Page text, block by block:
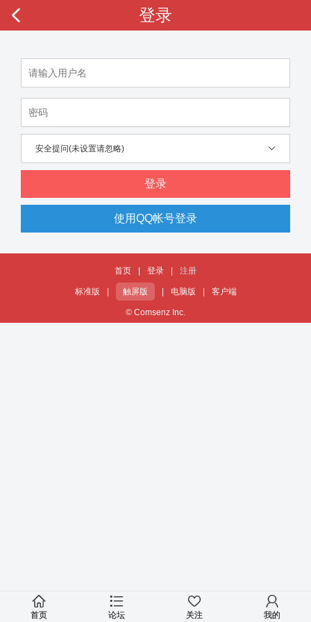
登录
安全提问(未设置请忽略)
登录
使用QQ帐号登录
首页 登录 注册
标准版 触屏版 电脑版 客户端
© Comsenz Inc.
首页 论坛 关注 我的